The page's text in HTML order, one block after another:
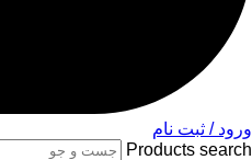
ورود / ثبت نام
Products search